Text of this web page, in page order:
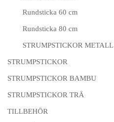
Rundsticka 60 cm
Rundsticka 80 cm
STRUMPSTICKOR METALL
STRUMPSTICKOR
STRUMPSTICKOR BAMBU
STRUMPSTICKOR TRÄ
TILLBEHÖR